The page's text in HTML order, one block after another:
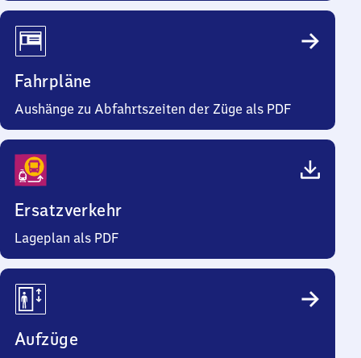
Fahrpläne
Aushänge zu Abfahrtszeiten der Züge als PDF
Ersatzverkehr
Lageplan als PDF
Aufzüge